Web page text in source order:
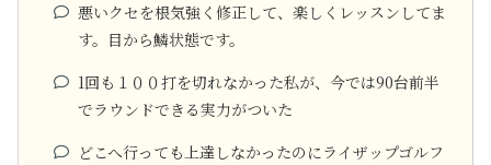
悪いクセを根気強く修正して、楽しくレッスンしてま
す。目から鱗状態です。
1回も１００打を切れなかった私が、今では90台前半
でラウンドできる実力がついた
どこへ行っても上達しなかったのにライザップゴルフ